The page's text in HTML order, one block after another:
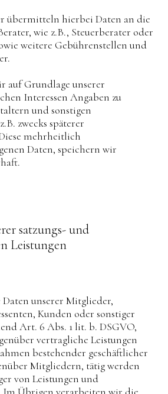
übermitteln hierbei Daten an die
wie z.B., Steuerberater oder
weitere Gebührenstellen und
auf Grundlage unserer
Interessen Angaben zu
und sonstigen
zwecks späterer
mehrheitlich
Daten, speichern wir
satzungs- und
Leistungen
unserer Mitglieder,
Kunden oder sonstiger
Art. 6 Abs. 1 lit. b. DSGVO,
vertragliche Leistungen
bestehender geschäftlicher
Mitgliedern, tätig werden
von Leistungen und